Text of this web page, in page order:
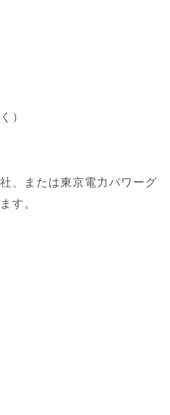
）
、または東京電力パワーグ
す。